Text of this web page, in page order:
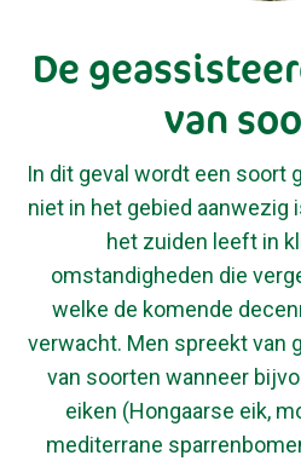
De
van
In dit geval wordt een soort
niet in het gebied aanwezig
het zuiden leeft in
omstandigheden die
welke de komende
verwacht. Men spreekt van
van soorten wanneer
eiken (Hongaarse eik,
mediterrane